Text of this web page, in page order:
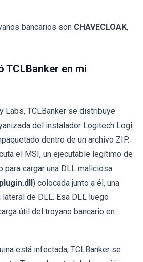
bancarios son CHAVECLOAK,
TCLBanker en mi
Labs, TCLBanker se distribuye
del instalador Logitech Logi
dentro de un archivo ZIP.
el MSI, un ejecutable legítimo de
para cargar una DLL maliciosa
) colocada junto a él, una
de DLL. Esa DLL luego
útil del troyano bancario en
está infectada, TCLBanker se